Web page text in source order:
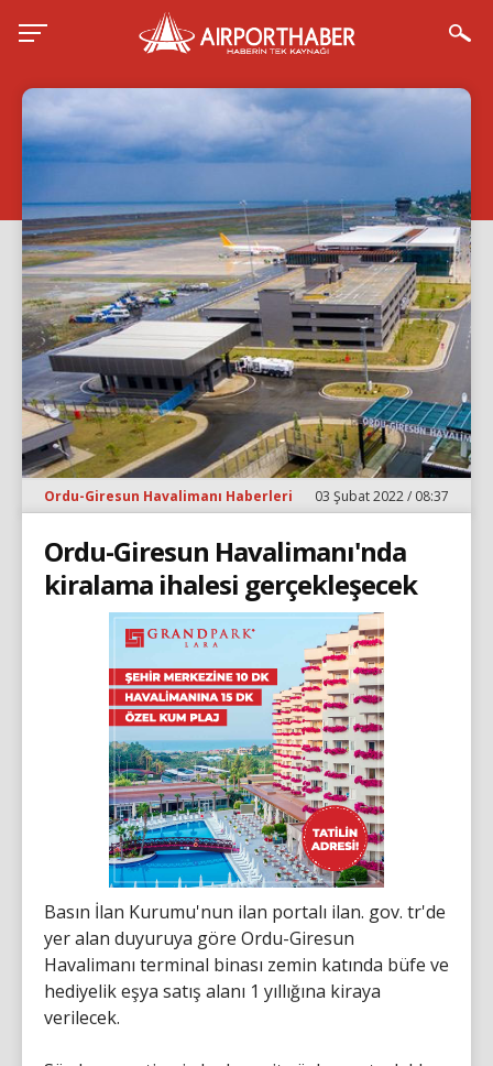
Ordu-Giresun Havalimanı Haberleri 03 Şubat 2022 / 08:37
Ordu-Giresun Havalimanı'nda
kiralama ihalesi gerçekleşecek
Basın İlan Kurumu'nun ilan portalı ilan. gov. tr'de
yer alan duyuruya göre Ordu-Giresun
Havalimanı terminal binası zemin katında büfe ve
hediyelik eşya satış alanı 1 yıllığına kiraya
verilecek.